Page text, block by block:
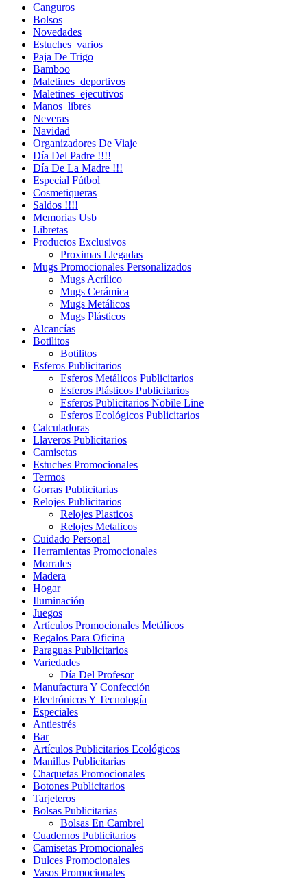
Canguros
Bolsos
Novedades
Estuches_varios
Paja De Trigo
Bamboo
Maletines_deportivos
Maletines_ejecutivos
Manos_libres
Neveras
Navidad
Organizadores De Viaje
Día Del Padre !!!!
Día De La Madre !!!
Especial Fútbol
Cosmetiqueras
Saldos !!!!
Memorias Usb
Libretas
Productos Exclusivos
Proximas Llegadas
Mugs Promocionales Personalizados
Mugs Acrílico
Mugs Cerámica
Mugs Metálicos
Mugs Plásticos
Alcancías
Botilitos
Botilitos
Esferos Publicitarios
Esferos Metálicos Publicitarios
Esferos Plásticos Publicitarios
Esferos Publicitarios Nobile Line
Esferos Ecológicos Publicitarios
Calculadoras
Llaveros Publicitarios
Camisetas
Estuches Promocionales
Termos
Gorras Publicitarias
Relojes Publicitarios
Relojes Plasticos
Relojes Metalicos
Cuidado Personal
Herramientas Promocionales
Morrales
Madera
Hogar
Iluminación
Juegos
Artículos Promocionales Metálicos
Regalos Para Oficina
Paraguas Publicitarios
Variedades
Día Del Profesor
Manufactura Y Confección
Electrónicos Y Tecnología
Especiales
Antiestrés
Bar
Artículos Publicitarios Ecológicos
Manillas Publicitarias
Chaquetas Promocionales
Botones Publicitarios
Tarjeteros
Bolsas Publicitarias
Bolsas En Cambrel
Cuadernos Publicitarios
Camisetas Promocionales
Dulces Promocionales
Vasos Promocionales